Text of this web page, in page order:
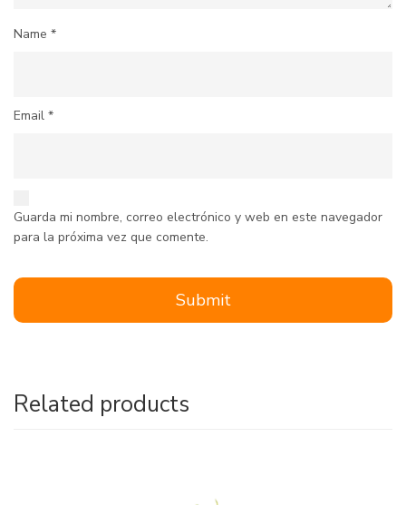
Name *
Email *
Guarda mi nombre, correo electrónico y web en este navegador
para la próxima vez que comente.
Related products